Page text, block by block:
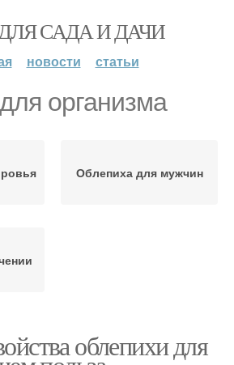
САДА И ДАЧИ
новости статьи
организма
Облепиха для мужчин
облепихи для